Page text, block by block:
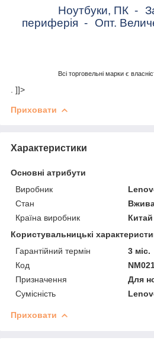
Ноутбуки, ПК -
периферія - Опт.
Всі торговельні марки є
. ]]>
Приховати
Характеристики
Основні атрибути
Виробник
Стан
Країна виробник
Китай
Користувальницькі
Гарантійний термін
3 міс.
Код
Призначення
Для
Сумісність
Приховати